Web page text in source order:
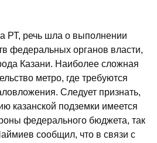
РТ, речь шла о выполнении
федеральных органов власти,
Казани. Наиболее сложная
метро, где требуются
Следует признать,
казанской подземки имеется
федерального бюджета, так
сообщил, что в связи с